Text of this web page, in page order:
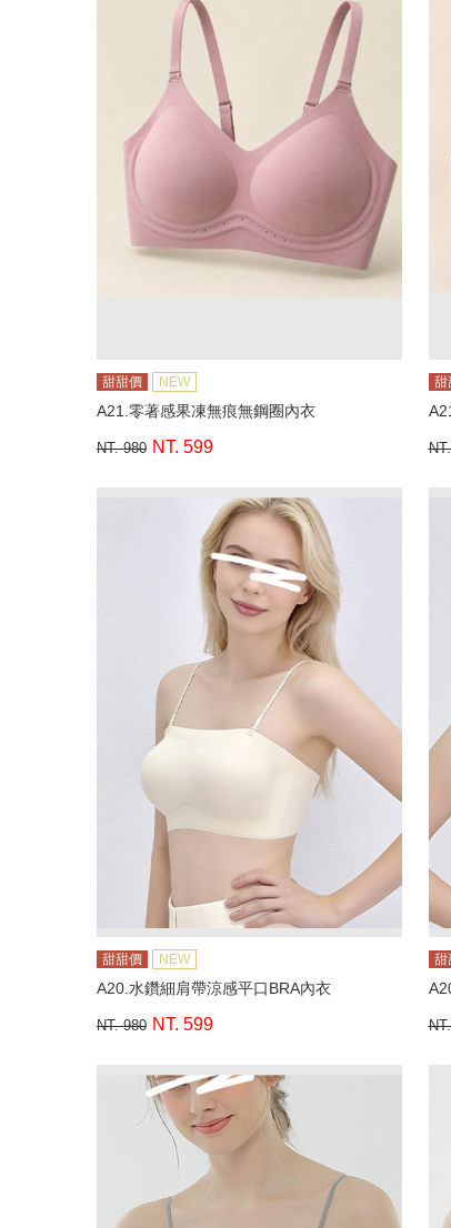
甜甜價 NEW
A21.零著感果凍無痕無鋼圈內衣
NT. 980 NT. 599
甜
甜甜價 NEW
A20.水鑽細肩帶涼感平口BRA內衣
NT. 980 NT. 599
甜